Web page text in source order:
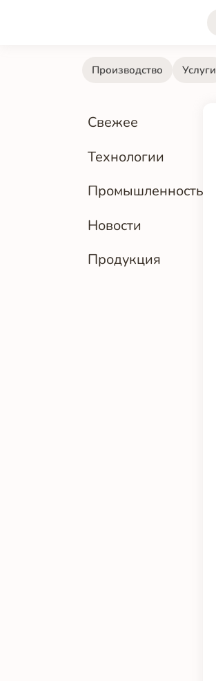
Производство Услуги
Свежее
Технологии
Промышленность
Новости
Продукция